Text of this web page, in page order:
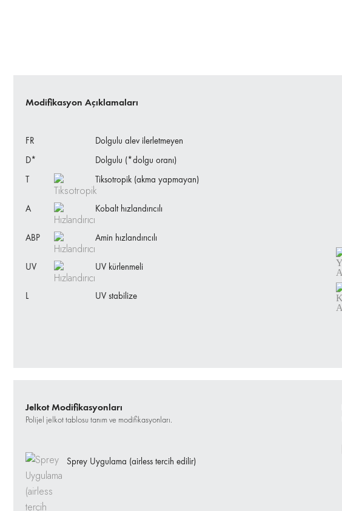
Modifikasyon Açıklamaları
FR
Dolgulu alev ilerletmeyen
D*
Dolgulu (*dolgu oranı)
T
Tiksotropik (akma yapmayan)
A Kobalt hızlandırıcılı
ABP Amin hızlandırıcılı
UV UV kürlenmeli
L UV stabilize
Jelkot Modifikasyonları
Polijel jelkot tablosu tanım ve modifikasyonları.
Sprey Uygulama (airless tercih edilir)